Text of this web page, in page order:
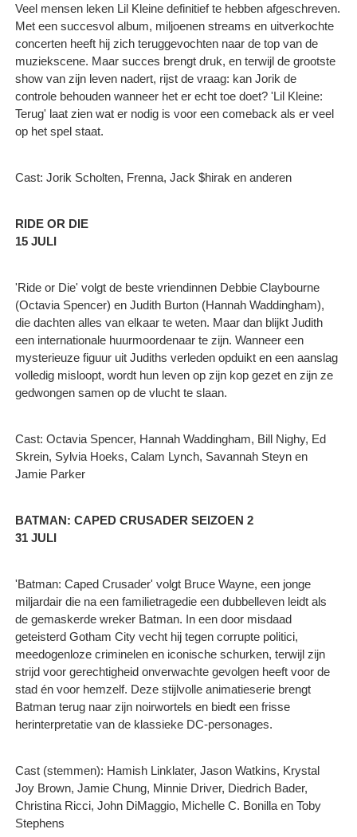
Veel mensen leken Lil Kleine definitief te hebben afgeschreven.
Met een succesvol album, miljoenen streams en uitverkochte
concerten heeft hij zich teruggevochten naar de top van de
muziekscene. Maar succes brengt druk, en terwijl de grootste
show van zijn leven nadert, rijst de vraag: kan Jorik de
controle behouden wanneer het er echt toe doet? 'Lil Kleine:
Terug' laat zien wat er nodig is voor een comeback als er veel
op het spel staat.
Cast: Jorik Scholten, Frenna, Jack $hirak en anderen
RIDE OR DIE
15 JULI
'Ride or Die' volgt de beste vriendinnen Debbie Claybourne
(Octavia Spencer) en Judith Burton (Hannah Waddingham),
die dachten alles van elkaar te weten. Maar dan blijkt Judith
een internationale huurmoordenaar te zijn. Wanneer een
mysterieuze figuur uit Judiths verleden opduikt en een aanslag
volledig misloopt, wordt hun leven op zijn kop gezet en zijn ze
gedwongen samen op de vlucht te slaan.
Cast: Octavia Spencer, Hannah Waddingham, Bill Nighy, Ed
Skrein, Sylvia Hoeks, Calam Lynch, Savannah Steyn en
Jamie Parker
BATMAN: CAPED CRUSADER SEIZOEN 2
31 JULI
'Batman: Caped Crusader' volgt Bruce Wayne, een jonge
miljardair die na een familietragedie een dubbelleven leidt als
de gemaskerde wreker Batman. In een door misdaad
geteisterd Gotham City vecht hij tegen corrupte politici,
meedogenloze criminelen en iconische schurken, terwijl zijn
strijd voor gerechtigheid onverwachte gevolgen heeft voor de
stad én voor hemzelf. Deze stijlvolle animatieserie brengt
Batman terug naar zijn noirwortels en biedt een frisse
herinterpretatie van de klassieke DC-personages.
Cast (stemmen): Hamish Linklater, Jason Watkins, Krystal
Joy Brown, Jamie Chung, Minnie Driver, Diedrich Bader,
Christina Ricci, John DiMaggio, Michelle C. Bonilla en Toby
Stephens